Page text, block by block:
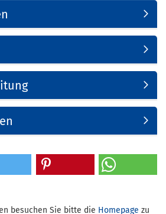
besuchen Sie bitte die Homepage zu